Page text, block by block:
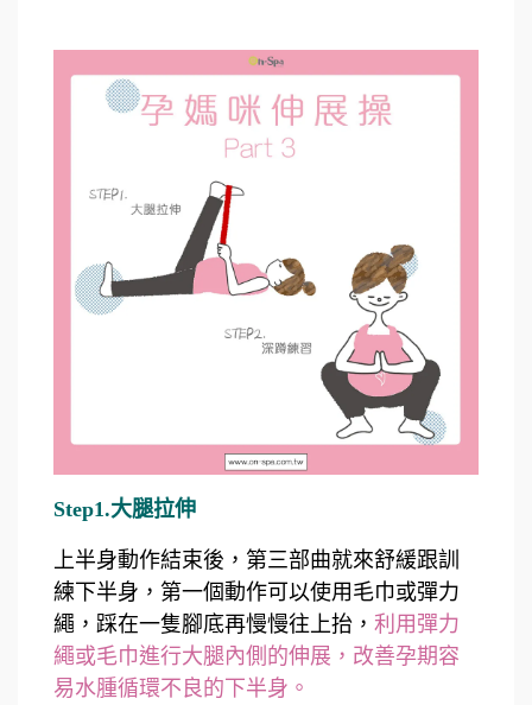
Step1.大腿拉伸
上半身動作結束後，第三部曲就來舒緩跟訓
練下半身，第一個動作可以使用毛巾或彈力
繩，踩在一隻腳底再慢慢往上抬， 利用彈力
繩或毛巾進行大腿內側的伸展，改善孕期容
易水腫循環不良的下半身。